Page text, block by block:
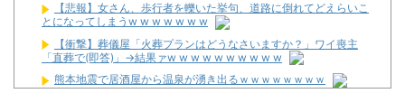
【悲報】女さん、歩行者を轢いた挙句、道路に倒れてどえらいこ
とになってしまうw w w w w w w
【衝撃】葬儀屋「火葬プランはどうなさいますか？」ワイ喪主
「直葬で(即答)」→結果ァw w w w w w w w w w
熊本地震で居酒屋から温泉が湧き出るｗｗｗｗｗｗｗｗ